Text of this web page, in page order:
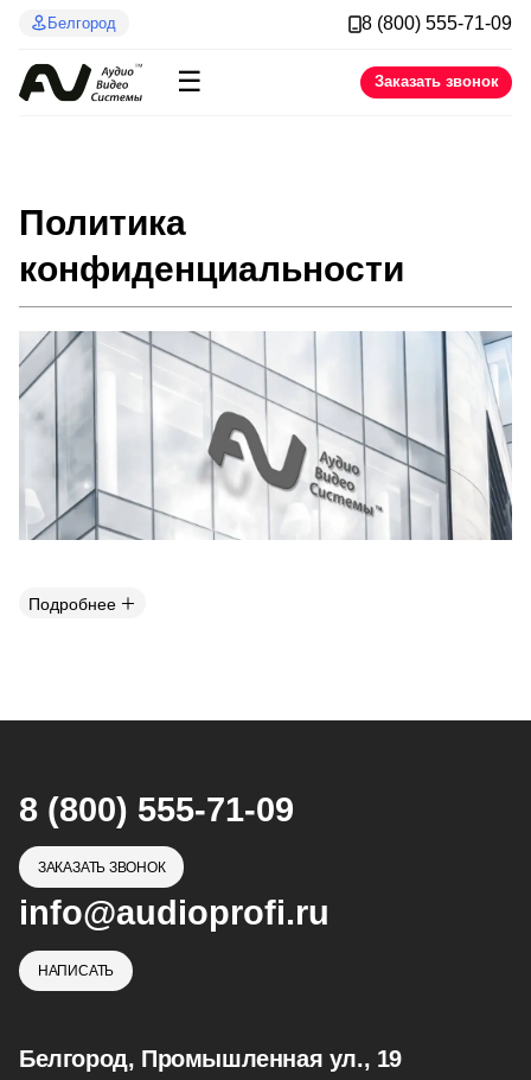
Белгород 8 (800) 555-71-09
☰ Заказать звонок
Политика
конфиденциальности
Подробнее
8 (800) 555-71-09
ЗАКАЗАТЬ ЗВОНОК
info@audioprofi.ru
НАПИСАТЬ
Белгород, Промышленная ул., 19